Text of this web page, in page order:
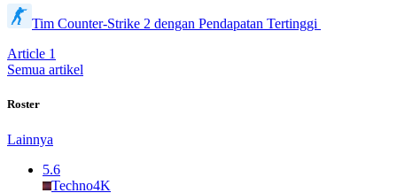
Tim Counter-Strike 2 dengan Pendapatan Tertinggi
Article 1
Semua artikel
Roster
Lainnya
5.6
Techno4K